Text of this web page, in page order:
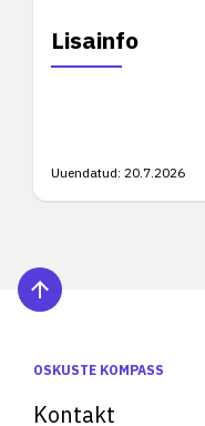
Lisainfo
Uuendatud: 20.7.2026
OSKUSTE KOMPASS
Kontakt